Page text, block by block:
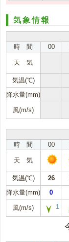
気象情報
時 間
00
天 気
気温(℃)
降水量(mm)
風(m/s)
時 間
00
天 気
気温(℃) 26
降水量(mm)
0
風(m/s) 1